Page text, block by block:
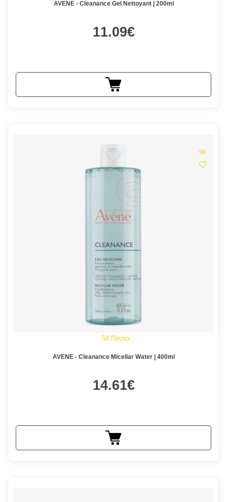
AVENE - Cleanance Gel Nettoyant | 200ml
11.09€
58 Πόντοι
AVENE - Cleanance Micellar Water | 400ml
14.61€